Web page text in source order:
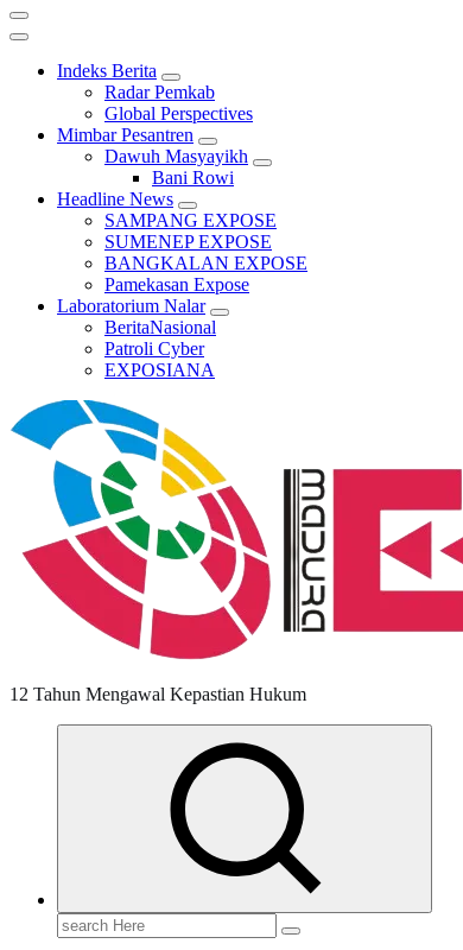
Indeks Berita
Radar Pemkab
Global Perspectives
Mimbar Pesantren
Dawuh Masyayikh
Bani Rowi
Headline News
SAMPANG EXPOSE
SUMENEP EXPOSE
BANGKALAN EXPOSE
Pamekasan Expose
Laboratorium Nalar
BeritaNasional
Patroli Cyber
EXPOSIANA
12 Tahun Mengawal Kepastian Hukum
Search
for: